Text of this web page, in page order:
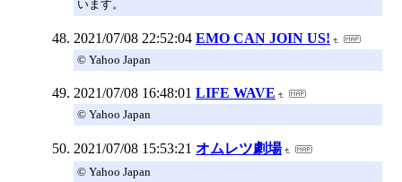
います。
2021/07/08 22:52:04 EMO CAN JOIN US!
© Yahoo Japan
2021/07/08 16:48:01 LIFE WAVE
© Yahoo Japan
2021/07/08 15:53:21 オムレツ劇場
© Yahoo Japan